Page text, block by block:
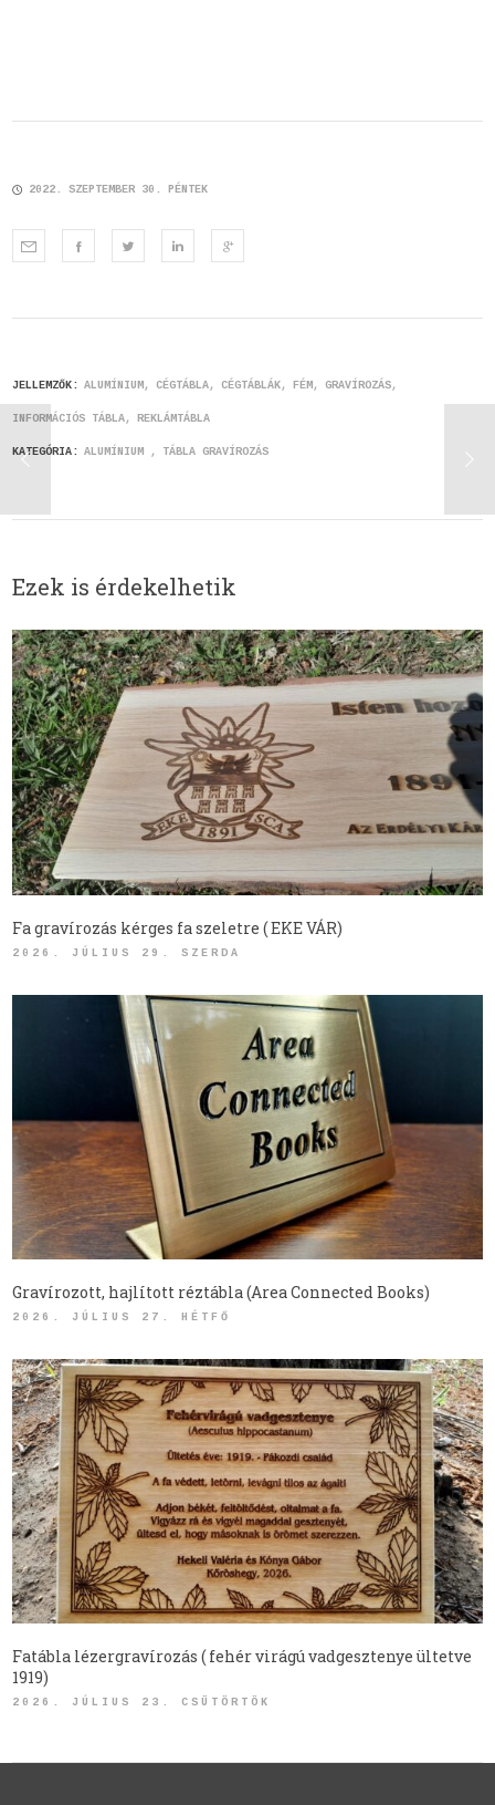
2022. SZEPTEMBER 30. PÉNTEK
JELLEMZŐK: ALUMÍNIUM CÉGTÁBLA CÉGTÁBLÁK FÉM GRAVÍROZÁS
INFORMÁCIÓS TÁBLA REKLÁMTÁBLA
KATEGÓRIA: ALUMÍNIUM TÁBLA GRAVÍROZÁS
Ezek is érdekelhetik
Fa gravírozás kérges fa szeletre ( EKE VÁR)
2026. JÚLIUS 29. SZERDA
Gravírozott, hajlított réztábla (Area Connected Books)
2026. JÚLIUS 27. HÉTFŐ
Fatábla lézergravírozás ( fehér virágú vadgesztenye ültetve
1919)
2026. JÚLIUS 23. CSÜTÖRTÖK